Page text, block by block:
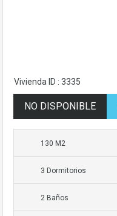
Vivienda ID : 3335
NO DISPONIBLE
130 M2
3 Dormitorios
2 Baños